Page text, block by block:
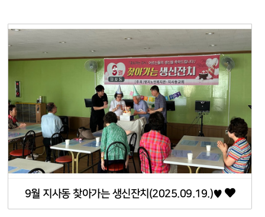
9월 지사동 찾아가는 생신잔치(2025.09.19.)♥